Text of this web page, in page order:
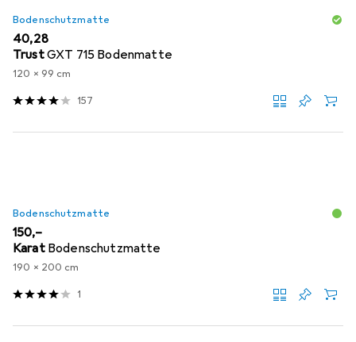
Bodenschutzmatte
EUR
40,28
TrustGXT 715 Bodenmatte
120 x 99 cm
157
Bodenschutzmatte
EUR
150,–
Karat Bodenschutzmatte
190 x 200 cm
1